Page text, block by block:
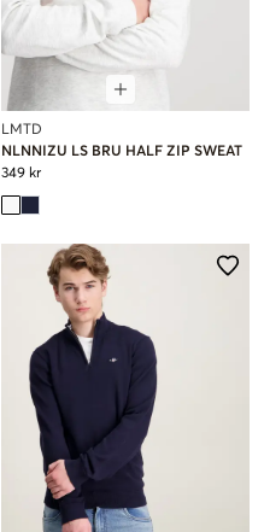
LMTD
NLNNIZU LS BRU HALF ZIP SWEAT
349 kr